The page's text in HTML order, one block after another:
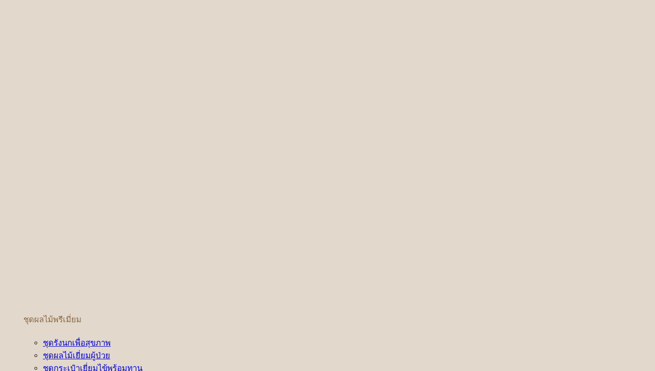
ชุดผลไม้พรีเมี่ยม
ชุดรังนกเพื่อสุขภาพ
ชุดผลไม้เยี่ยมผู้ป่วย
ชุดกระเป๋าเยี่ยมไข้พร้อมทาน